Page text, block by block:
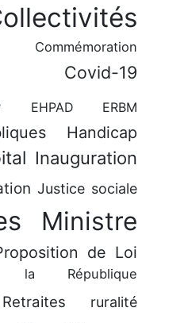
Commémoration
Covid-19
EHPAD ERBM
Handicap
Inauguration
Justice sociale
Ministre
de Loi
la République
Retraites ruralité